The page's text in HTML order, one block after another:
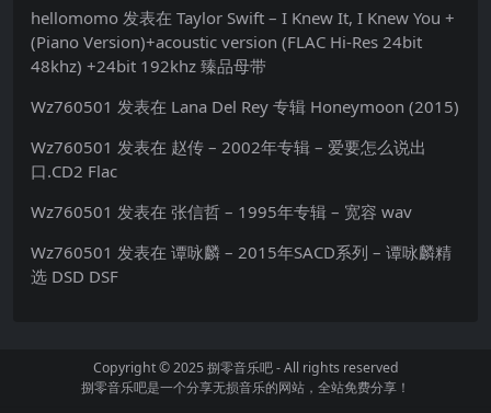
hellomomo 发表在 Taylor Swift – I Knew It, I Knew You +
(Piano Version)+acoustic version (FLAC Hi-Res 24bit
48khz) +24bit 192khz 臻品母带
Wz760501 发表在 Lana Del Rey 专辑 Honeymoon (2015)
Wz760501 发表在 赵传 – 2002年专辑 – 爱要怎么说出
口.CD2 Flac
Wz760501 发表在 张信哲 – 1995年专辑 – 宽容 wav
Wz760501 发表在 谭咏麟 – 2015年SACD系列 – 谭咏麟精
选 DSD DSF
Copyright © 2025捌零音乐吧- All rights reserved
捌零音乐吧是一个分享无损音乐的网站，全站免费分享！